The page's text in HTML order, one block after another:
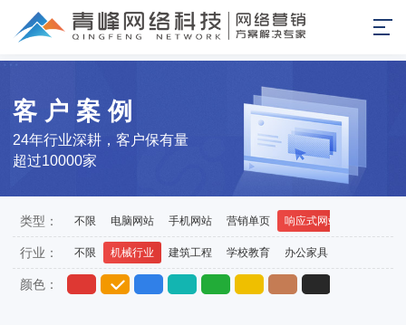
24年行业深耕，客户保有量
超过10000家
客户案例
类型： 不限 电脑网站 手机网站 营销单页 响应式网站
行业： 不限 机械行业 建筑工程 学校教育 办公家具
颜色：